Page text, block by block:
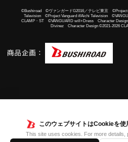
このウェブサイトはCookieを使
This site uses cookies. For more details,
©Bushiroad ©ヴァンガードG2016／テレビ東京 ©Project
Television ©Project Vanguard if/Aichi Television
CLAMP・ST ©VANGUARD will+Dress Character
Divinez Character Design ©2021-2026